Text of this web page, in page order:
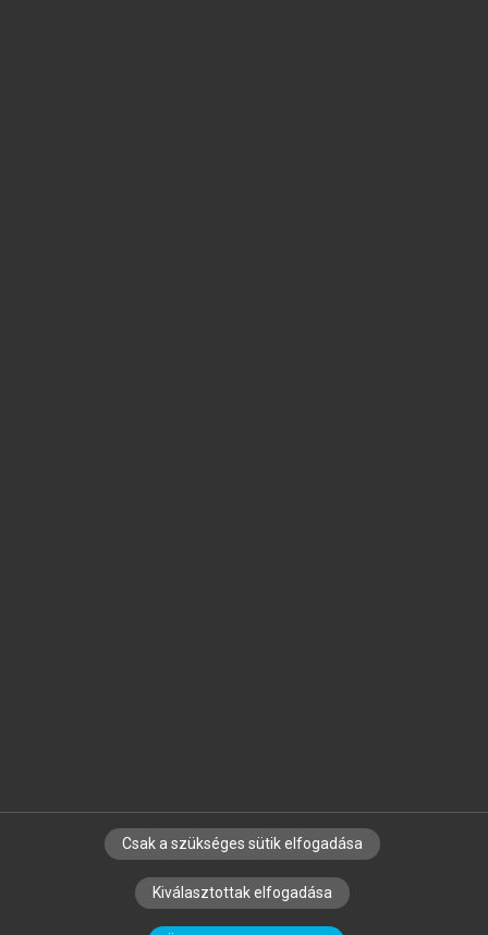
SZERZŐKNEK CÉGEKNEK KÖNYVTÁROSOKNAK
SZERKESZTÉSI ÉS LEKTORÁLÁSI ALAPELVEK
Csak a szükséges sütik elfogadása
Kiválasztottak elfogadása